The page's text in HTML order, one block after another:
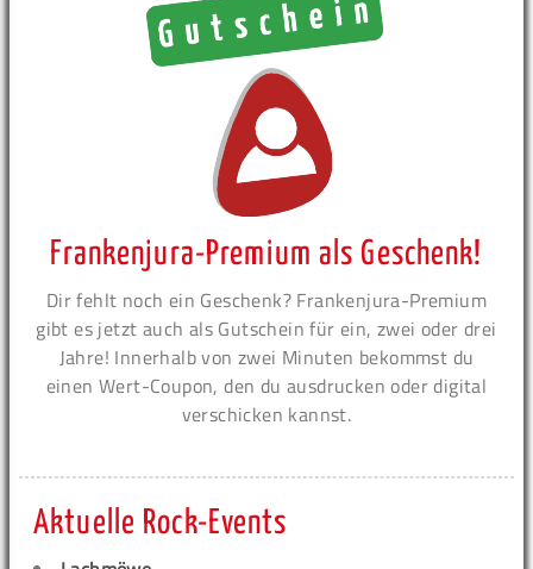
Frankenjura-Premium als Geschenk!
Dir fehlt noch ein Geschenk? Frankenjura-Premium
gibt es jetzt auch als Gutschein für ein, zwei oder drei
Jahre! Innerhalb von zwei Minuten bekommst du
einen Wert-Coupon, den du ausdrucken oder digital
verschicken kannst.
Aktuelle Rock-Events